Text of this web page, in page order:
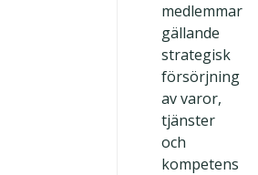
medlemmar
gällande
strategisk
försörjning
av varor,
tjänster
och
kompetens